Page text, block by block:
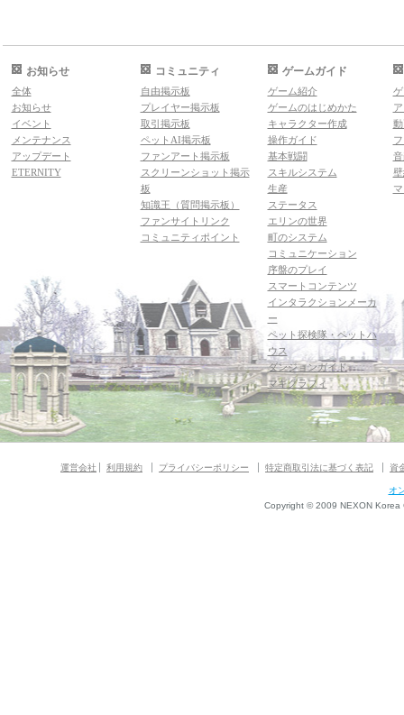
お知らせ
全体
お知らせ
イベント
メンテナンス
アップデート
ETERNITY
コミュニティ
自由掲示板
プレイヤー掲示板
取引掲示板
ペットAI掲示板
ファンアート掲示板
スクリーンショット掲示
板
知識王（質問掲示板）
ファンサイトリンク
コミュニティポイント
ゲームガイド
ゲーム紹介
ゲームのはじめかた
キャラクター作成
操作ガイド
基本戦闘
スキルシステム
生産
ステータス
エリンの世界
町のシステム
コミュニケーション
序盤のプレイ
スマートコンテンツ
インタラクションメーカ
ー
ペット探検隊・ペットハ
ウス
ダンジョンガイド
マギグラフィ
運営会社 利用規約 プライバシーポリシー 特定商取引法に基づく表記 資
オ
Copyright © 2009 NEXON Korea